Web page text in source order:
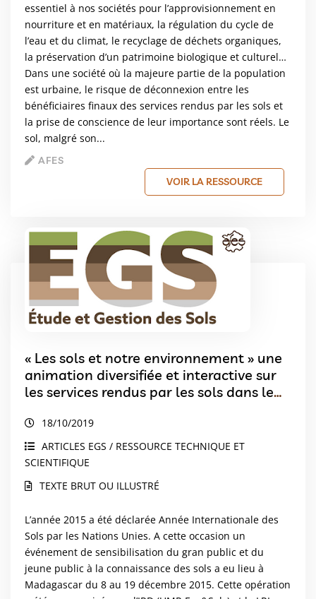
essentiel à nos sociétés pour l’approvisionnement en
nourriture et en matériaux, la régulation du cycle de
l’eau et du climat, le recyclage de déchets organiques,
la préservation d’un patrimoine biologique et culturel…
Dans une société où la majeure partie de la population
est urbaine, le risque de déconnexion entre les
bénéficiaires finaux des services rendus par les sols et
la prise de conscience de leur importance sont réels. Le
sol, malgré son...
AFES
VOIR LA RESSOURCE
« Les sols et notre environnement » une
animation diversifiée et interactive sur
les services rendus par les sols dans le
à Madagascar
18/10/2019
ARTICLES EGS / RESSOURCE TECHNIQUE ET
SCIENTIFIQUE
TEXTE BRUT OU ILLUSTRÉ
L’année 2015 a été déclarée Année Internationale des
Sols par les Nations Unies. A cette occasion un
événement de sensibilisation du gran public et du
jeune public à la connaissance des sols a eu lieu à
Madagascar du 8 au 19 décembre 2015. Cette opération